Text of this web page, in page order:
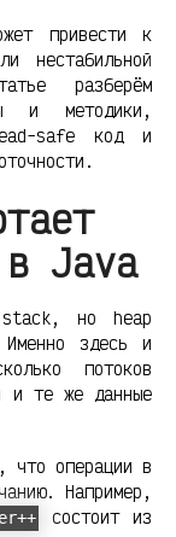
привести к
нестабильной
разберём
и методики,
safe код и
в Java
но heap
Именно здесь и
потоков
и те же данные
что операции в
Например,
состоит из